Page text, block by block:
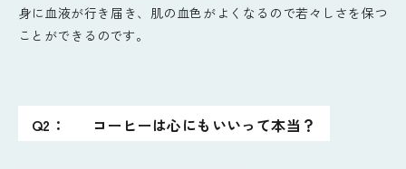
身に血液が行き届き、肌の血色がよくなるので若々しさを保つ
ことができるのです。
Q2： コーヒーは心にもいいって本当？